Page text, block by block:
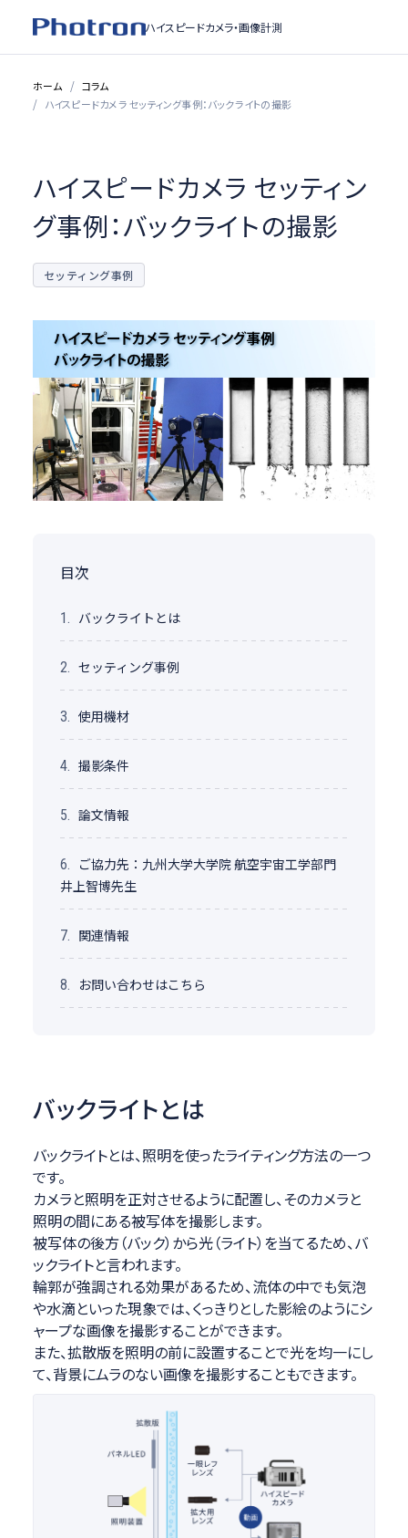
ハイスピードカメラ・画像計測
ホーム
コラム
ハイスピードカメラ セッティング事例：バックライトの撮影
ハイスピードカメラ セッティン
グ事例：バックライトの撮影
セッティング事例
目次
1. バックライトとは
2. セッティング事例
3. 使用機材
4. 撮影条件
5. 論文情報
6.
ご協力先：九州大学大学院 航空宇宙工学部門
井上智博先生
7. 関連情報
8. お問い合わせはこちら
バックライトとは
バックライトとは、照明を使ったライティング方法の一つ
です。
カメラと照明を正対させるように配置し、そのカメラと
照明の間にある被写体を撮影します。
被写体の後方（バック）から光（ライト）を当てるため、バ
ックライトと言われます。
輪郭が強調される効果があるため、流体の中でも気泡
や水滴といった現象では、くっきりとした影絵のようにシ
ャープな画像を撮影することができます。
また、拡散版を照明の前に設置することで光を均一にし
て、背景にムラのない画像を撮影することもできます。